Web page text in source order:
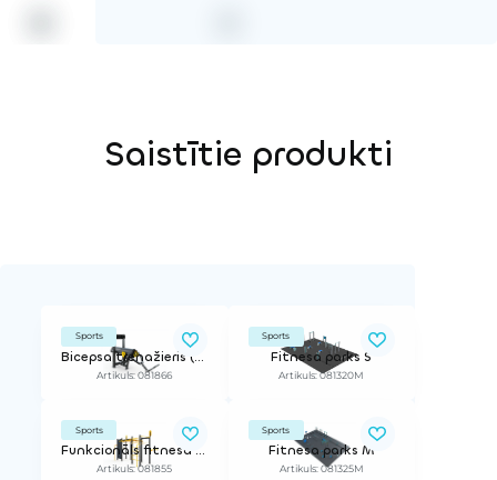
Saistītie produkti
Sports
Bicepsa trenažieris (regulējams smagums)
Artikuls: 081866
Sports
Fitnesa parks S
Artikuls: 081320M
Sports
Funkcionāls fitnesa rāmis M
Artikuls: 081855
Sports
Fitnesa parks M
Artikuls: 081325M